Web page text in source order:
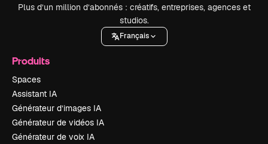
Plus d’un million d’abonnés : créatifs, entreprises, agences et
studios.
Français
Produits
Spaces
Assistant IA
Générateur d’images IA
Générateur de vidéos IA
Générateur de voix IA